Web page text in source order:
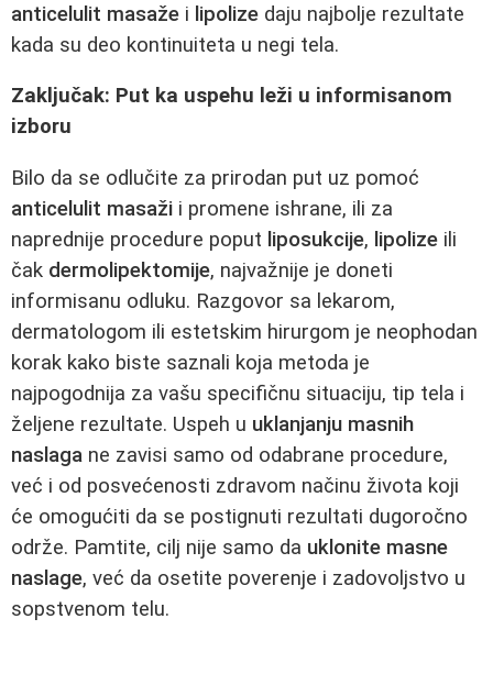
anticelulit masaže i lipolize daju najbolje rezultate
kada su deo kontinuiteta u negi tela.
Zaključak: Put ka uspehu leži u informisanom
izboru
Bilo da se odlučite za prirodan put uz pomoć
anticelulit masaži i promene ishrane, ili za
naprednije procedure poput liposukcije, lipolize ili
čak dermolipektomije, najvažnije je doneti
informisanu odluku. Razgovor sa lekarom,
dermatologom ili estetskim hirurgom je neophodan
korak kako biste saznali koja metoda je
najpogodnija za vašu specifičnu situaciju, tip tela i
željene rezultate. Uspeh u uklanjanju masnih
naslaga ne zavisi samo od odabrane procedure,
već i od posvećenosti zdravom načinu života koji
će omogućiti da se postignuti rezultati dugoročno
održe. Pamtite, cilj nije samo da uklonite masne
naslage, već da osetite poverenje i zadovoljstvo u
sopstvenom telu.